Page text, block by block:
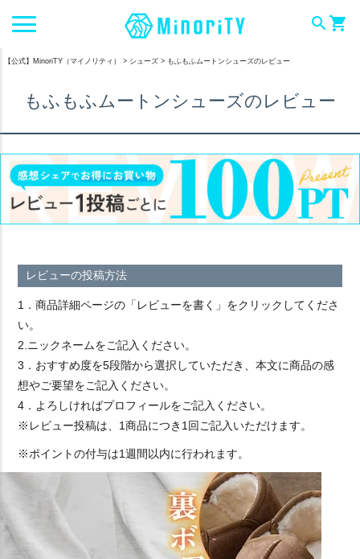
searchshopping_cart
【公式】MinoriTY（マイノリティ） シューズ もふもふムートンシューズのレビュー
もふもふムートンシューズのレビュー
レビューの投稿方法
1．商品詳細ページの「レビューを書く」をクリックしてくださ
い。
2.ニックネームをご記入ください。
3．おすすめ度を5段階から選択していただき、本文に商品の感
想やご要望をご記入ください。
4．よろしければプロフィールをご記入ください。
※レビュー投稿は、1商品につき1回ご記入いただけます。
※ポイントの付与は1週間以内に行われます。